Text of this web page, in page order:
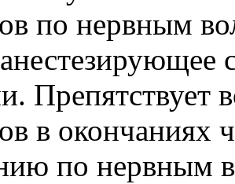
по нервным
в окончаниях
по нервным